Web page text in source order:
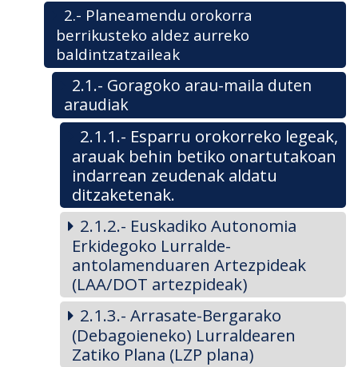
2.- Planeamendu orokorra
berrikusteko aldez aurreko
baldintzatzaileak
2.1.- Goragoko arau-maila duten
araudiak
2.1.1.- Esparru orokorreko legeak,
arauak behin betiko onartutakoan
indarrean zeudenak aldatu
ditzaketenak.
2.1.2.- Euskadiko Autonomia
Erkidegoko Lurralde-
antolamenduaren Artezpideak
(LAA/DOT artezpideak)
2.1.3.- Arrasate-Bergarako
(Debagoieneko) Lurraldearen
Zatiko Plana (LZP plana)